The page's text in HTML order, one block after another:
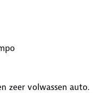
zeer volwassen auto.